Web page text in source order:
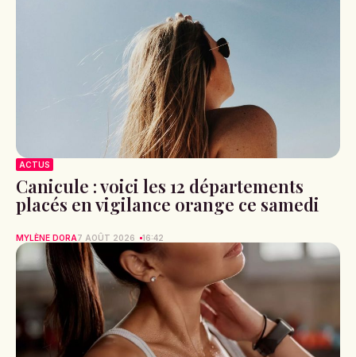
ACTUS
Canicule : voici les 12 départements
placés en vigilance orange ce samedi
MYLÈNE DORA7 AOÛT 2026 16:42